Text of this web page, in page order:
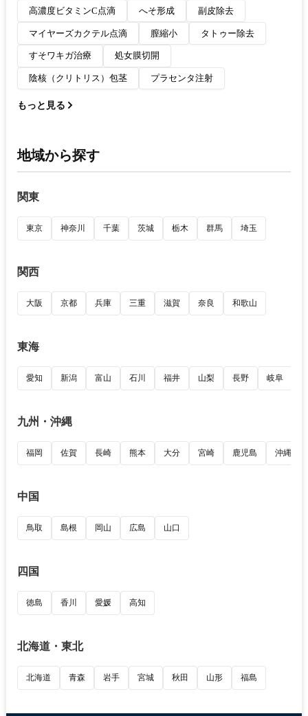
高濃度ビタミンC点滴 へそ形成 副皮除去
マイヤーズカクテル点滴 膣縮小 タトゥー除去
すそワキガ治療 処女膜切開
陰核（クリトリス）包茎 プラセンタ注射
もっと見る
地域から探す
関東
東京 神奈川 千葉 茨城 栃木 群馬 埼玉
関西
大阪 京都 兵庫 三重 滋賀 奈良 和歌山
東海
愛知 新潟 富山 石川 福井 山梨 長野 岐阜
九州・沖縄
福岡 佐賀 長崎 熊本 大分 宮崎 鹿児島 沖縄
中国
鳥取 島根 岡山 広島 山口
四国
徳島 香川 愛媛 高知
北海道・東北
北海道 青森 岩手 宮城 秋田 山形 福島